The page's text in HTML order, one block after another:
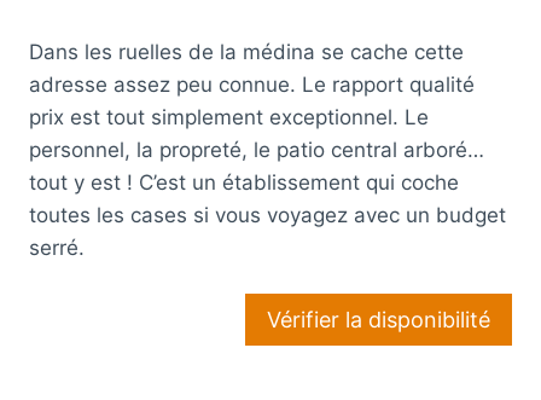
Dans les ruelles de la médina se cache cette
adresse assez peu connue. Le rapport qualité
prix est tout simplement exceptionnel. Le
personnel, la propreté, le patio central arboré…
tout y est ! C’est un établissement qui coche
toutes les cases si vous voyagez avec un budget
serré.
Vérifier la disponibilité